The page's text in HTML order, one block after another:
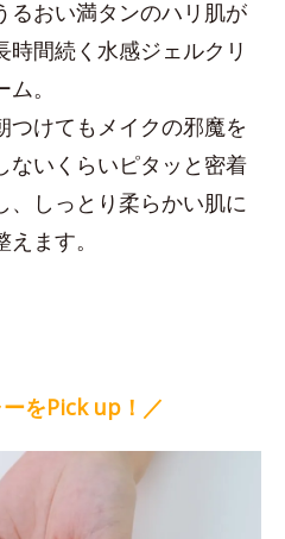
るおい満タンのハリ肌が
時間続く水感ジェルクリ
ム。
つけてもメイクの邪魔を
ないくらいピタッと密着
、しっとり柔らかい肌に
えます。
をPick up！／